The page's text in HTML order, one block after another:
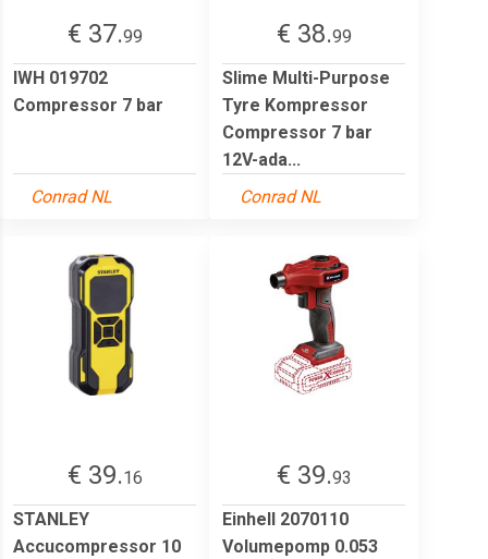
€ 37.99
IWH 019702
Compressor 7 bar
Conrad NL
€ 38.99
Slime Multi-Purpose
Tyre Kompressor
Compressor 7 bar
12V-ada...
Conrad NL
€ 39.16
STANLEY
Accucompressor 10
€ 39.93
Einhell 2070110
Volumepomp 0.053